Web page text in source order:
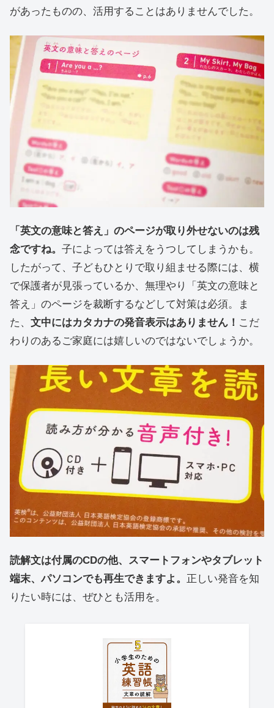
があったものの、活用することはありませんでした。
「英文の意味と答え」のページが取り外せないのは残
念ですね。 子によっては答えをうつしてしまうかも。
したがって、子どもひとりで取り組ませる際には、横
で保護者が見張っているか、無理やり「英文の意味と
答え」のページを裁断するなどして対策は必須。ま
た、 文中にはカタカナの発音表示はありません！ こだ
わりのあるご家庭には嬉しいのではないでしょうか。
読解文は付属のCDの他、スマートフォンやタブレット
端末、パソコンでも再生できますよ。 正しい発音を知
りたい時には、ぜひとも活用を。